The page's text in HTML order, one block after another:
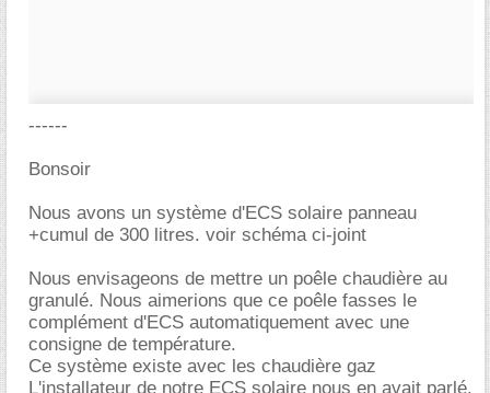
------
Bonsoir
Nous avons un système d'ECS solaire panneau
+cumul de 300 litres. voir schéma ci-joint
Nous envisageons de mettre un poêle chaudière au
granulé. Nous aimerions que ce poêle fasses le
complément d'ECS automatiquement avec une
consigne de température.
Ce système existe avec les chaudière gaz
L'installateur de notre ECS solaire nous en avait parlé.